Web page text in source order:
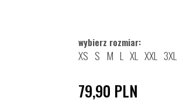
wybierz rozmiar:
XS S M L XL XXL 3XL
79,90 PLN